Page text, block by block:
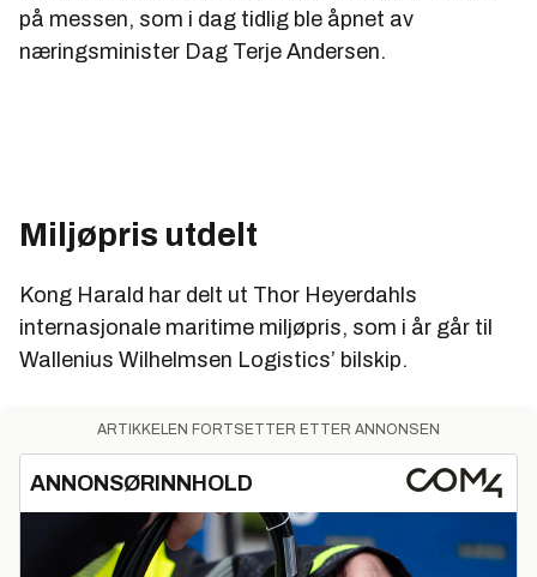
på messen, som i dag tidlig ble åpnet av
næringsminister Dag Terje Andersen.
Miljøpris utdelt
Kong Harald har delt ut Thor Heyerdahls
internasjonale maritime miljøpris, som i år går til
Wallenius Wilhelmsen Logistics’ bilskip.
ARTIKKELEN FORTSETTER ETTER ANNONSEN
ANNONSØRINNHOLD